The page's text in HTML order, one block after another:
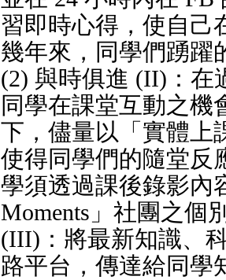
習即時心得，使自己
幾年來，同學們踴躍
(2) 與時俱進 (II)：在
同學在課堂互動之機
下，儘量以「實體上
使得同學們的隨堂反
學須透過課後錄影內
Moments」社團之個
(III)：將最新知識、
路平台，傳達給同